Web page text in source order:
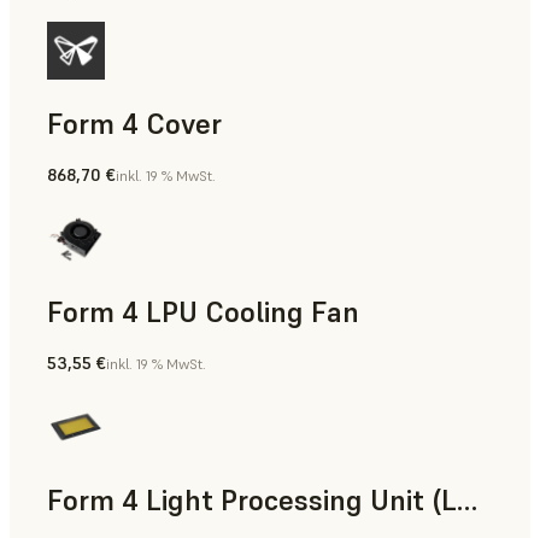
Form 4 Cover
868,70 €inkl. 19 % MwSt.
Form 4 LPU Cooling Fan
53,55 €inkl. 19 % MwSt.
Form 4 Light Processing Unit (LPU)